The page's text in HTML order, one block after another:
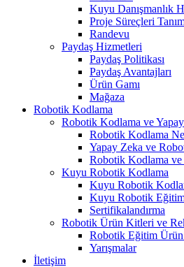
Kuyu Danışmanlık
Proje Süreçleri
Randevu
Paydaş Hizmetleri
Paydaş Politikası
Paydaş Avantajları
Ürün Gamı
Mağaza
Robotik Kodlama
Robotik Kodlama ve
Robotik Kodlama
Yapay Zeka ve
Robotik Kodlama
Kuyu Robotik Kodlama
Kuyu Robotik
Kuyu Robotik
Sertifikalandırma
Robotik Ürün Kitleri ve
Robotik Eğitim
Yarışmalar
İletişim